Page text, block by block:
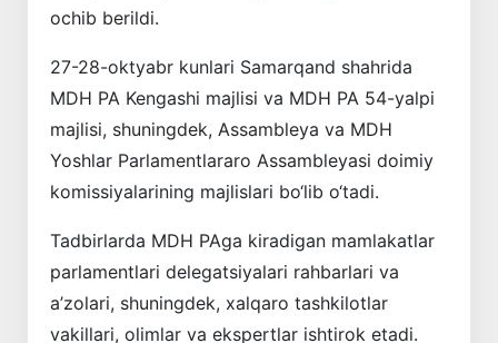
ochib berildi.
27-28-oktyabr kunlari Samarqand shahrida
MDH PA Kengashi majlisi va MDH PA 54-yalpi
majlisi, shuningdek, Assambleya va MDH
Yoshlar Parlamentlararo Assambleyasi doimiy
komissiyalarining majlislari bo‘lib o‘tadi.
Tadbirlarda MDH PAga kiradigan mamlakatlar
parlamentlari delegatsiyalari rahbarlari va
a’zolari, shuningdek, xalqaro tashkilotlar
vakillari, olimlar va ekspertlar ishtirok etadi.